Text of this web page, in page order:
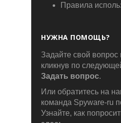
Правила
НУЖНА ПОМОЩЬ?
Задайте свой вопрос
кликнув по
Задать вопрос.
Или обратитесь на
команда Spyware-ru
Узнайте, как